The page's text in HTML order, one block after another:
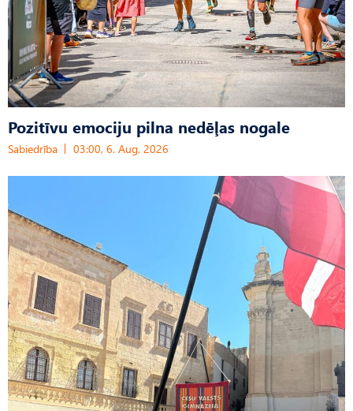
Pozitīvu emociju pilna nedēļas nogale
Sabiedrība 03:00, 6. Aug, 2026